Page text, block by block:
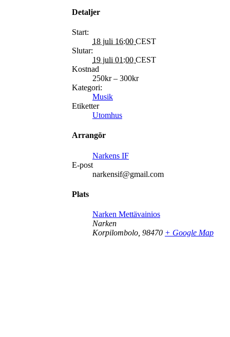
Detaljer
Start:
18 juli 16:00 CEST
Slutar:
19 juli 01:00 CEST
Kostnad
250kr – 300kr
Kategori:
Musik
Etiketter
Utomhus
Arrangör
Narkens IF
E-post
narkensif@gmail.com
Plats
Narken Mettävainios
Narken
Korpilombolo 98470 + Google Map